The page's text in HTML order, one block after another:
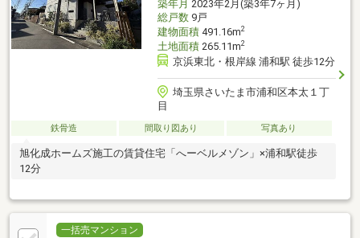
築年月 2023年2月(築3年7ヶ月)
総戸数9戸
建物面積491.16m2
土地面積265.11m2
京浜東北・根岸線 浦和駅 徒歩12分
埼玉県さいたま市浦和区本太１丁
目
鉄骨造 間取り図あり 写真あり
旭化成ホームズ施工の賃貸住宅「へーベルメゾン」×浦和駅徒歩
12分
一括売マンション